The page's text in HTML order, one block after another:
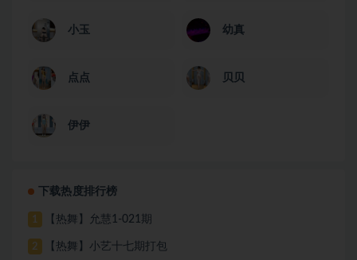
小玉 幼真
点点 贝贝
伊伊
下载热度排行榜
1 【热舞】允慧1-021期
2 【热舞】小艺十七期打包